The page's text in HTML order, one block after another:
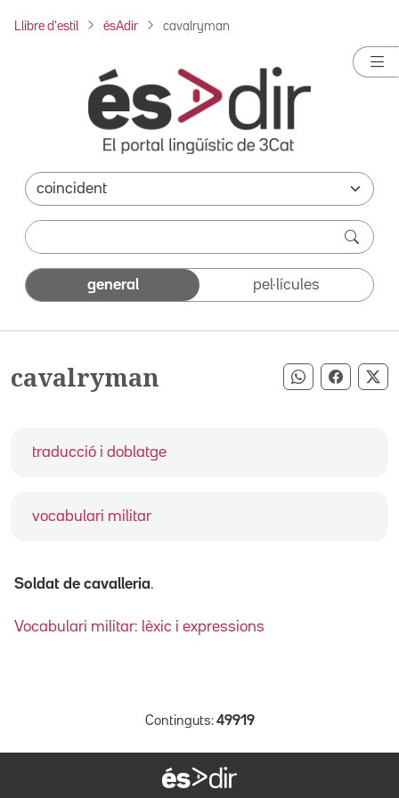
Llibre d'estil ésAdir cavalryman
general pel·lícules
cavalryman Compartir
traducció i doblatge
vocabulari militar
Soldat de cavalleria.
Vocabulari militar: lèxic i expressions
Continguts: 49919